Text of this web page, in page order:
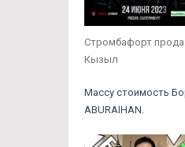
Стромбафорт
Кызыл
Массу стоимость
ABURAIHAN.